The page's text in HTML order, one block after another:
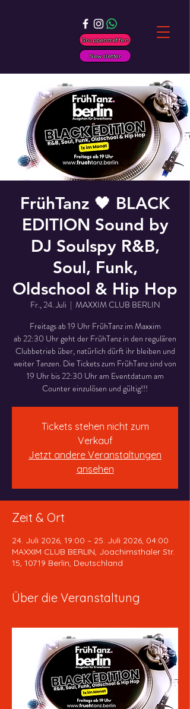
Newsletter
Gruppentreffen
FrühTanz 🖤 BLACK
EDITION Sound by
DJ Soulspy R&B,
Soul, Funk,
Oldschool & Hip Hop
Fr., 24. Juli
  |
MAXXIM CLUB BERLIN
Freitags ab 19 Uhr FrühTanz im Maxxim
ab 22:30 Uhr geht der FrühTanz in den regulären
Clubbetrieb über, natürlich dürft ihr bleiben und
weiter Tanzen. Die Tickets zum FrühTanz sind von
19 Uhr bis 22:30 Uhr am Eventdatum am
Counter einzulösen und gültig!!!
Tickets stehen nicht zum
Verkauf
Jetzt andere Veranstaltungen
ansehen
Zeit & Ort
24. Juli 2026, 19:00 – 25. Juli 2026, 04:00
MAXXIM CLUB BERLIN, Joachimsthaler Str.
15, 10719 Berlin, Deutschland
Über die Veranstaltung